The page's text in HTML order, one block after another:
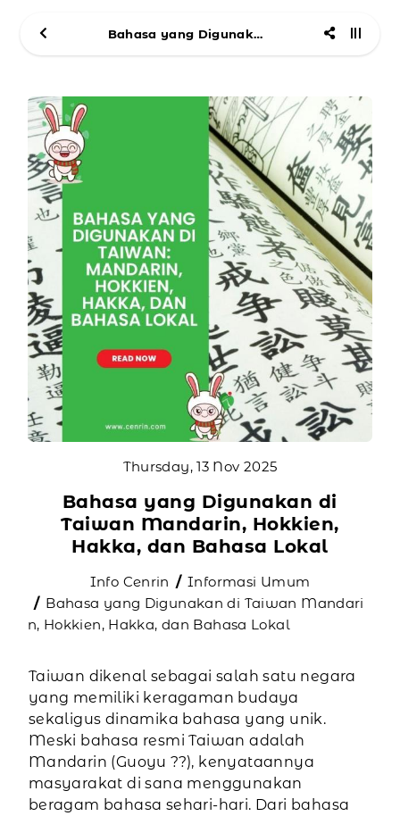
Bahasa yang Digunakan di Taiwan Mandarin, Hokkien, Hakka, dan Bahasa Lokal
Thursday, 13 Nov 2025
Bahasa yang Digunakan di
Taiwan Mandarin, Hokkien,
Hakka, dan Bahasa Lokal
Info Cenrin
Informasi Umum
Bahasa yang Digunakan di Taiwan Mandari
n, Hokkien, Hakka, dan Bahasa Lokal
Taiwan dikenal sebagai salah satu negara
yang memiliki keragaman budaya
sekaligus dinamika bahasa yang unik.
Meski bahasa resmi Taiwan adalah
Mandarin (Guoyu ??), kenyataannya
masyarakat di sana menggunakan
beragam bahasa sehari-hari. Dari bahasa